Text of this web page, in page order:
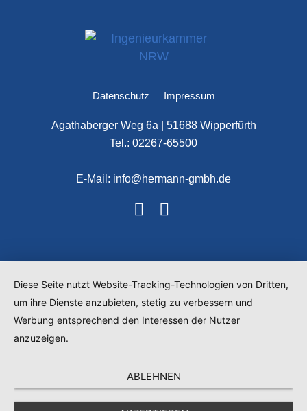
Datenschutz Impressum
Agathaberger Weg 6a | 51688 Wipperfürth
Tel.: 02267-65500
E-Mail: info@hermann-gmbh.de
Diese Seite nutzt Website-Tracking-Technologien von Dritten,
um ihre Dienste anzubieten, stetig zu verbessern und
Werbung entsprechend den Interessen der Nutzer
anzuzeigen.
ABLEHNEN